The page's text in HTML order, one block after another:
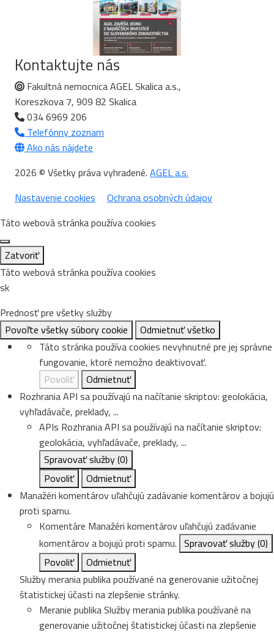
Kontaktujte nás
Fakultná nemocnica AGEL Skalica a.s.,
Koreszkova 7, 909 82 Skalica
034 6969 206
Telefónny zoznam
Ako nás nájdete
2026 © Všetky práva vyhradené. AGEL a.s.
Nastavenie cookies
Ochrana osobných údajov
Táto webová stránka používa cookies
Zatvoriť
Táto webová stránka používa cookies
sk
Prednosť pre všetky služby
Povoľte všetky súbory cookie
Odmietnuť všetko
Táto stránka používa cookies nevyhnutné pre jej správne
fungovanie, ktoré nemožno deaktivovať.
Povoliť
Odmietnuť
Rozhrania API sa používajú na načítanie skriptov: geolokácia,
vyhľadávače, preklady, ...
APIs Rozhrania API sa používajú na načítanie skriptov:
geolokácia, vyhľadávače, preklady, ...
Spravovať služby(0)
Povoliť
Odmietnuť
Manažéri komentárov uľahčujú zadávanie komentárov a bojujú
proti spamu.
Komentáre Manažéri komentárov uľahčujú zadávanie
komentárov a bojujú proti spamu. Spravovať služby(0)
Povoliť
Odmietnuť
Služby merania publika používané na generovanie užitočnej
štatistickej účasti na zlepšenie stránky.
Meranie publikaSlužby merania publika používané na
generovanie užitočnej štatistickej účasti na zlepšenie